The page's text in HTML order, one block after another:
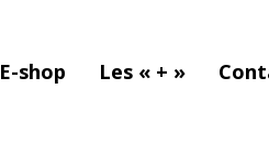
E-shop Les « + »